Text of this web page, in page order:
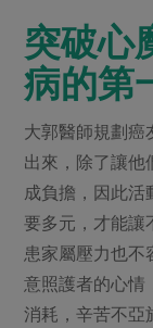
突破
病的第
大郭醫師規劃癌
出來，除了讓他
成負擔，因此活
要多元，才能讓
患家屬壓力也不
意照護者的心情
消耗，辛苦不亞